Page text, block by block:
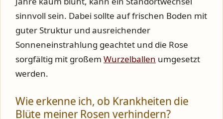
sinnvoll sein. Dabei sollte auf frischen Boden mit
guter Struktur und ausreichender
Sonneneinstrahlung geachtet und die Rose
sorgfältig mit großem Wurzelballen umgesetzt
werden.
Wie erkenne ich, ob Krankheiten die
Blüte meiner Rosen verhindern?